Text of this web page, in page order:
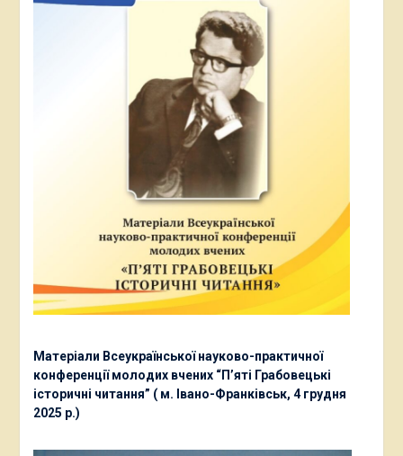
Матеріали Всеукраїнської науково-практичної
конференції молодих вчених “П’яті Грабовецькі
історичні читання” ( м. Івано-Франківськ, 4 грудня
2025 р.)